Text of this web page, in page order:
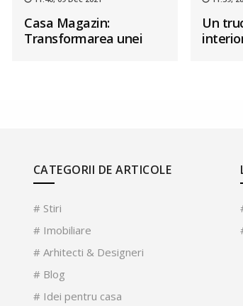
Casa Magazin:
Transformarea unei
Un
CATEGORII DE ARTICOLE
# Stiri
# Imobiliare
# Arhitecti & Designeri
# Blog
# Idei pentru casa